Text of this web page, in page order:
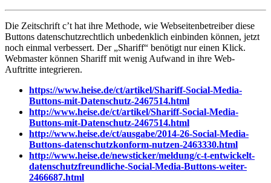
Die Zeitschrift c’t hat ihre Methode, wie Webseitenbetreiber diese
Buttons datenschutzrechtlich unbedenklich einbinden können, jetzt
noch einmal verbessert. Der „Shariff“ benötigt nur einen Klick.
Webmaster können Shariff mit wenig Aufwand in ihre Web-
Auftritte integrieren.
https://www.heise.de/ct/artikel/Shariff-Social-Media-
Buttons-mit-Datenschutz-2467514.html
http://www.heise.de/ct/artikel/Shariff-Social-Media-
Buttons-mit-Datenschutz-2467514.html
http://www.heise.de/ct/ausgabe/2014-26-Social-Media-
Buttons-datenschutzkonform-nutzen-2463330.html
http://www.heise.de/newsticker/meldung/c-t-entwickelt-
datenschutzfreundliche-Social-Media-Buttons-weiter-
2466687.html